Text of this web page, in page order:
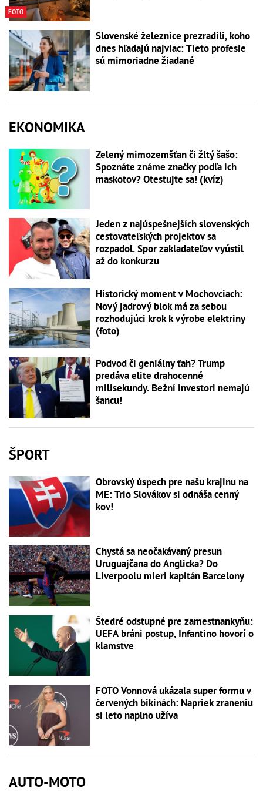
FOTO
Slovenské železnice prezradili, koho
dnes hľadajú najviac: Tieto profesie
sú mimoriadne žiadané
EKONOMIKA
Zelený mimozemšťan či žltý šašo:
Spoznáte známe značky podľa ich
maskotov? Otestujte sa! (kvíz)
Jeden z najúspešnejších slovenských
cestovateľských projektov sa
rozpadol. Spor zakladateľov vyústil
až do konkurzu
Historický moment v Mochovciach:
Nový jadrový blok má za sebou
rozhodujúci krok k výrobe elektriny
(foto)
Podvod či geniálny ťah? Trump
predáva elite drahocenné
milisekundy. Bežní investori nemajú
šancu!
ŠPORT
Obrovský úspech pre našu krajinu na
ME: Trio Slovákov si odnáša cenný
kov!
Chystá sa neočakávaný presun
Uruguajčana do Anglicka? Do
Liverpoolu mieri kapitán Barcelony
Štedré odstupné pre zamestnankyňu:
UEFA bráni postup, Infantino hovorí o
klamstve
FOTO Vonnová ukázala super formu v
červených bikinách: Napriek zraneniu
si leto naplno užíva
AUTO-MOTO